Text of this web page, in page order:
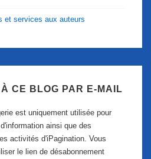
et services aux auteurs
CE BLOG PAR E-MAIL
est uniquement utilisée pour
ainsi que des
activités d'iPagination. Vous
le lien de désabonnement